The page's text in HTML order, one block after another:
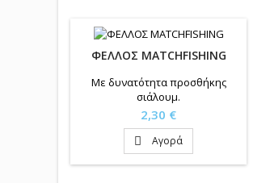
ΦΕΛΛΟΣ MATCHFISHING
Με δυνατότητα προσθήκης
σιάλουμ.
Τιμή
2,30 €
 Αγορά